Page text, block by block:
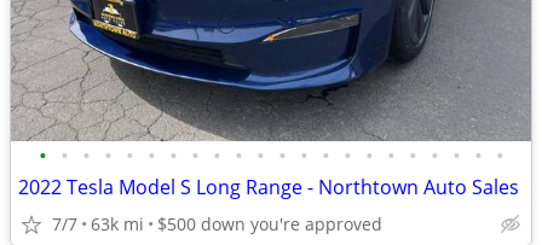
• • • • • • • • • • • • • • • • • • • • • •
2022 Tesla Model S Long Range - Northtown Auto Sales
7/7 63k mi $500 down you're approved